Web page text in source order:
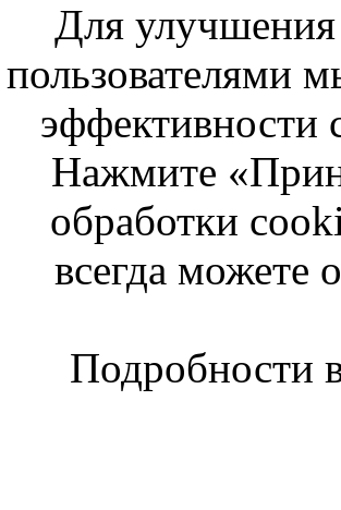
Для улучшения
пользователями
эффективности
Нажмите
обработки
всегда можете
Подробности